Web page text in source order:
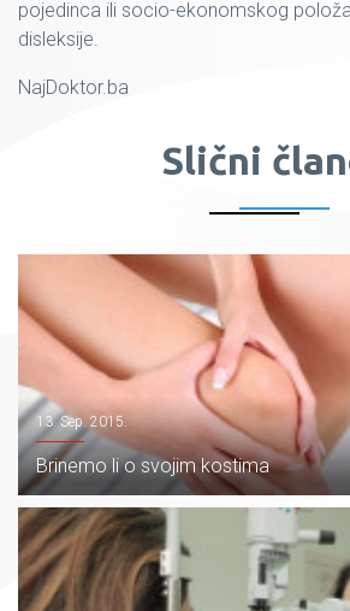
pojedinca ili socio-ekonomskog
disleksije.
NajDoktor.ba
Slični
13. Sep. 2015.
Brinemo li o svojim kostima